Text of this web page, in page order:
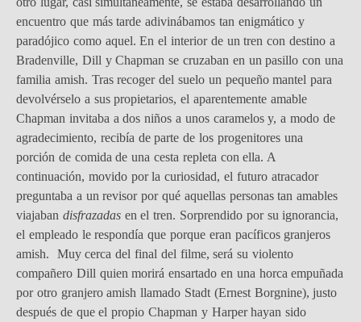
encuentro que más tarde adivinábamos tan enigmático y
paradójico como aquel. En el interior de un tren con destino a
Bradenville, Dill y Chapman se cruzaban en un pasillo con una
familia amish. Tras recoger del suelo un pequeño mantel para
devolvérselo a sus propietarios, el aparentemente amable
Chapman invitaba a dos niños a unos caramelos y, a modo de
agradecimiento, recibía de parte de los progenitores una
porción de comida de una cesta repleta con ella. A
continuación, movido por la curiosidad, el futuro atracador
preguntaba a un revisor por qué aquellas personas tan amables
viajaban disfrazadasen el tren. Sorprendido por su ignorancia,
el empleado le respondía que porque eran pacíficos granjeros
amish. Muy cerca del final del filme, será su violento
compañero Dill quien morirá ensartado en una horca empuñada
por otro granjero amish llamado Stadt (Ernest Borgnine), justo
después de que el propio Chapman y Harper hayan sido